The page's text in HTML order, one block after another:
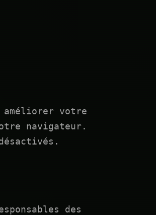
votre
navigateur.
des